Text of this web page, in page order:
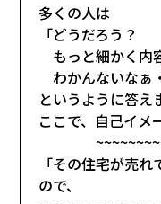
多くの人は
「どうだろう？
もっと細かく内
わかんないなぁ
というように答え
ここで、自己イメ
「その住宅が売
ので、